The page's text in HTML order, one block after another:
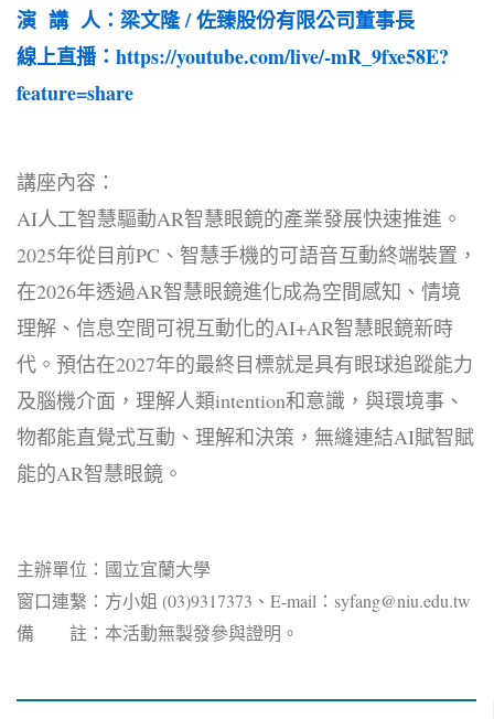
演 講 人：梁文隆 / 佐臻股份有限公司董事長
線上直播： https://youtube.com/live/-mR_9fxe58E?
feature=share
講座內容：
AI人工智慧驅動AR智慧眼鏡的產業發展快速推進。
2025年從目前PC、智慧手機的可語音互動終端裝置，
在2026年透過AR智慧眼鏡進化成為空間感知、情境
理解、信息空間可視互動化的AI+AR智慧眼鏡新時
代。預估在2027年的最終目標就是具有眼球追蹤能力
及腦機介面，理解人類intention和意識，與環境事、
物都能直覺式互動、理解和決策，無縫連結AI賦智賦
能的AR智慧眼鏡。
主辦單位：國立宜蘭大學
窗口連繫：方小姐 (03)9317373、E-mail：syfang@niu.edu.tw
備 註：本活動無製發參與證明。